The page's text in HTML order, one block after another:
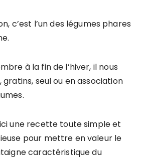
c’est l’un des légumes phares
à la fin de l’hiver, il nous
gratins, seul ou en association
une recette toute simple et
pour mettre en valeur le
caractéristique du